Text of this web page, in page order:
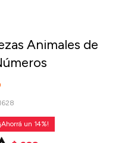
Animales de
14